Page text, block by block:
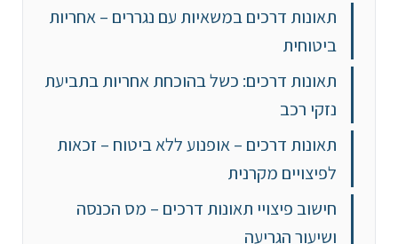
תאונות דרכים במשאיות עם נגררים – אחריות
ביטוחית
תאונות דרכים: כשל בהוכחת אחריות בתביעת
נזקי רכב
תאונות דרכים – אופנוע ללא ביטוח – זכאות
לפיצויים מקרנית
חישוב פיצויי תאונות דרכים – מס הכנסה
ושיעור הגריעה